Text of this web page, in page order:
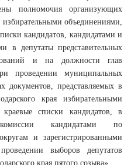
полномочия организующих
объединениями,
кандидатов, кандидатами и
в депутаты представительных
и на должности глав
проведении муниципальных
представляемых в
края избирательными
списки кандидатов, в
кандидатами по
и зарегистрированными
выборов депутатов
края пятого созыва».